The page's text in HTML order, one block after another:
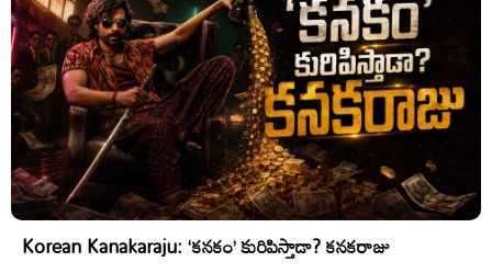
Korean Kanakaraju: ‘కనకం’ కురిపిస్తాడా? కనకరాజు